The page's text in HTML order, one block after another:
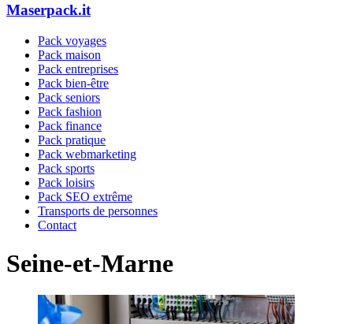
Maserpack.it
Pack voyages
Pack maison
Pack entreprises
Pack bien-être
Pack seniors
Pack fashion
Pack finance
Pack pratique
Pack webmarketing
Pack sports
Pack loisirs
Pack SEO extrême
Transports de personnes
Contact
Seine-et-Marne